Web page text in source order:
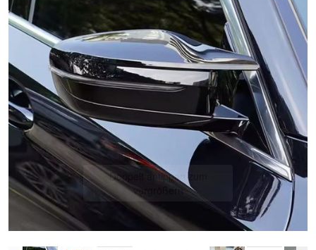
Doppelt antippen zum
vergrößern